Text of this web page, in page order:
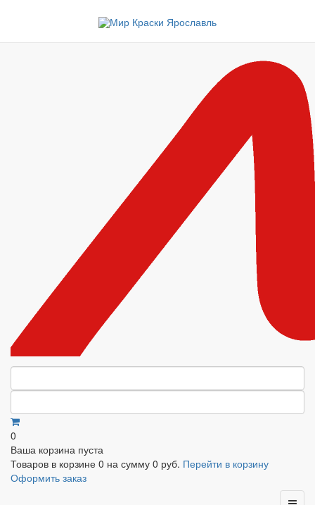
0
Ваша корзина пуста
Товаров в корзине 0 на сумму 0 руб. Перейти в корзину
Оформить заказ